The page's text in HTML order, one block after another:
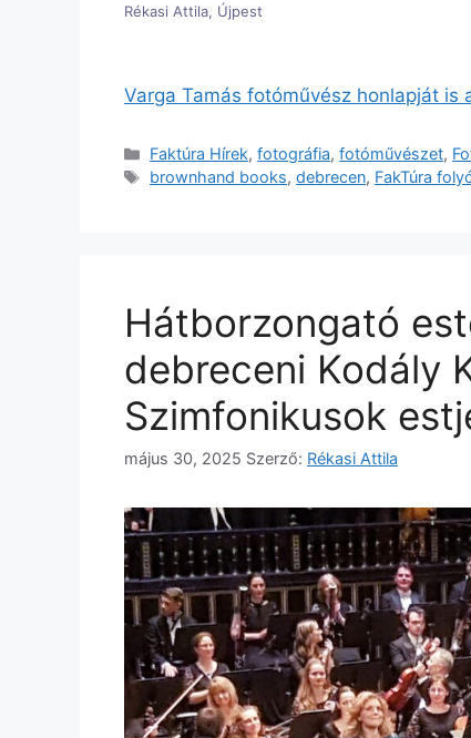
Rékasi Attila, Újpest
Varga Tamás fotóművész honlapját is
Kategória
Faktúra Hírek,fotográfia,fotóművészet,
Címkék
brownhand books,debrecen, FakTúra
Hátborzongató
debreceni Kodály
Szimfonikusok
május 30, 2025 Szerző: Rékasi Attila